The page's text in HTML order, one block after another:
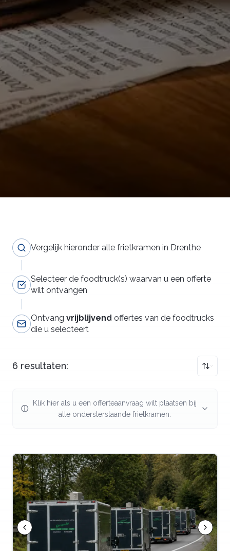
Vergelijk hieronder alle frietkramen in Drenthe
Selecteer de foodtruck(s) waarvan u een offerte
wilt ontvangen
Ontvang vrijblijvend offertes van de foodtrucks
die u selecteert
6 resultaten:
ⓘ
Klik hier als u een offerteaanvraag wilt plaatsen bij
alle ondersterstaande frietkramen.